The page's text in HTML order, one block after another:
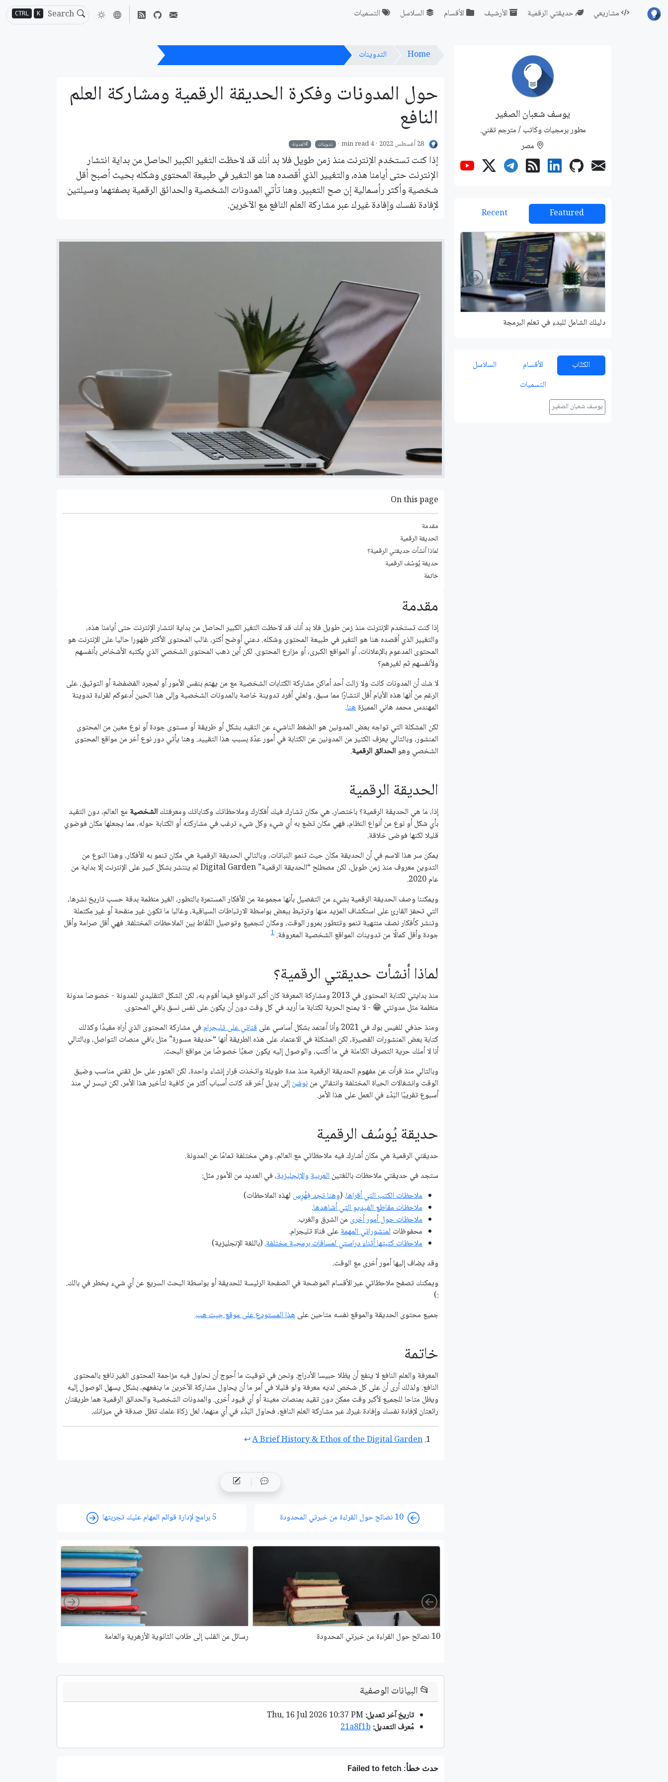
CTRL K مشاريعي حديقتي الرقمية الأرشيف الأقسام السلاسل التسميات
Home التدوينات
حول المدونات وفكرة الحديقة الرقمية ومشاركة العلم
النافع
28 أغسطس 2022 4 min read تدوينات المدونة
إذا كنت تستخدم الإنترنت منذ زمن طويل فلا بد أنك قد لاحظت التغير الكبير الحاصل من بداية انتشار
اﻹنترنت حتى أيامنا هذه، والتغيير الذي أقصده هنا هو التغير في طبيعة المحتوى وشكله بحيث أصبح أقل
شخصية وأكثر رأسمالية إن صح التعبير. وهنا تأتي المدونات الشخصية والحدائق الرقمية بصفتهما وسيلتين
لإفادة نفسك وإفادة غيرك عبر مشاركة العلم النافع مع الآخرين.
On this page
مقدمة
الحديقة الرقمية
لماذا أنشأت حديقتي الرقمية؟
حديقة يُوسُف الرقمية
خاتمة
مقدمة
إذا كنت تستخدم الإنترنت منذ زمن طويل فلا بد أنك قد لاحظت التغير الكبير الحاصل من بداية انتشار اﻹنترنت حتى أيامنا هذه،
والتغيير الذي أقصده هنا هو التغير في طبيعة المحتوى وشكله. دعني أوضح أكثر، غالب المحتوى اﻷكثر ظهورا حاليا على الإنترنت هو
المحتوى المدعوم بالإعلانات، أو المواقع الكبرى، أو مزارع المحتوى. لكن أين ذهب المحتوى الشخصي الذي يكتبه اﻷشخاص بأنفسهم
ولأنفسهم ثم لغيرهم؟
لا شك أن المدونات كانت ولا زالت أحد أماكن مشاركة الكتابات الشخصية مع من يهتم بنفس اﻷمور أو لمجرد الفضفضة أو التوثيق، على
الرغم من أنها هذه اﻷيام أقل انتشارًا مما سبق، ولعلي أفرد تدوينة خاصة بالمدونات الشخصية وإلى هذا الحين أدعوكم لقراءة تدوينة
المهندس محمد هاني المميزةهنا.
لكن المشكلة التي تواجه بعض المدونين هو الضغط الناشيء عن التقيد بشكل أو طريقة أو مستوى جودة أو نوع معين من المحتوى
المنشور، وبالتالي يعزف الكثير من المدونين عن الكتابة في أمور عدّة بسبب هذا التقييد. وهنا يأتي دور نوع آخر من مواقع المحتوى
الشخصي وهوالحدائق الرقمية.
الحديقة الرقمية
إذا، ما هي الحديقة الرقمية؟ باختصار، هي مكان تشارك فيك أفكارك وملاحظاتك وكتاباتك ومعرفتكالشخصية مع العالم، دون التقيد
بأي شكل أو نوع من أنواع النظام، فهي مكان تضع به أي شيء وكل شيء ترغب في مشاركته أو الكتابة حوله، مما يجعلها مكان فوضوي
قليلا لكنها فوضى خلاقة.
يمكن سر هذا الاسم في أن الحديقة مكان حيث تنمو النباتات، وبالتالي الحديقة الرقمية هي مكان تنمو به الأفكار، وهذا النوع من
التدوين معروف منذ زمن طويل، لكن مصطلح “الحديقة الرقمية” Digital Garden لم ينتشر بشكل كبير على اﻹنترنت إلا بداية من
عام 2020.
ويمكننا وصف الحديقة الرقمية بشيء من التفصيل بأنها مجموعة من الأفكار المستمرة بالتطور، الغير منظمة بدقة حسب تاريخ نشرها،
التي تحفز القارئ على استكشاف المزيد منها وترتبط ببعض بواسطة الارتباطات السياقية، وغالبا ما تكون غير منقحة أو غير مكتملة
وتنشر كأفكار نصف منتهية تنمو وتتطور بمرور الوقت، ومكان لتجميع وتوصيل النِّقَاط بين الملاحظات المختلفة. فهي أقل صرامة وأقل
جودة وأقل كمالًا من تدوينات المواقع الشخصية المعروفة. 1
لماذا أنشأت حديقتي الرقمية؟
منذ بدايتي لكتابة المحتوى في 2013 ومشاركة المعرفة كان أكبر الدوافع فيما أقوم به، لكن الشكل التقليدي للمدونة - خصوصا مدونة
منظمة مثل مدونتي 😁 - لا يمنح الحرية لكتابة ما أريد في كل وقت دون أن يكون على نفس نسق باقي المحتوى.
ومنذ حذفي للفيس بوك في 2021 وأنا أعتمد بشكل أساسي على
قناتي على تليجرام في مشاركة المحتوى الذي أراه مفيدًا وكذلك
كتابة بعض المنشورات القصيرة، لكن المشكلة في الاعتماد على هذه الطريقة أنها “حديقة مسورة” مثل باقي منصات التواصل، وبالتالي
أنا لا أملك حرية التصرف الكاملة في ما أكتب، والوصول إليه يكون صعبًا خصوصًا من مواقع البحث.
وبالتالي منذ قرأت عن مفهوم الحديقة الرقمية منذ مدة طويلة واتخذت قرار إنشاء واحدة، لكن العثور على حل تقني مناسب وضيق
الوقت وانشغالات الحياة المختلفة وانتقالي مننوشنإلى بديل آخر قد كانت أسباب أكثر من كافية لتأخير هذا اﻷمر، لكن تيسر لي منذ
أسبوع تقريبًا البَدْء في العمل على هذا اﻷمر.
حديقة يُوسُف الرقمية
حديقتي الرقمية هي مكان أشارك فيه ملاحظاتي مع العالم، وهي مختلفة تمامًا عن المدونة.
ستجد في حديقتي ملاحظات باللغتينالعربيةوالإنجليزية، في العديد من اﻷمور مثل:
ملاحظات الكتب التي أقراها. (وهنا تجد فِهْرِس لهذه الملاحظات)
ملاحظات مقاطع الفيديو التي أشاهدها.
ملاحظات حول أمور أخرى من الشرق والغرب.
محفوظاتلمنشوراتي المهمةعلى قناة تليجرام.
ملاحظات كتبتها أثناء دراستي لمساقات برمجية مختلفة. (باللغة اﻹنجليزية)
وقد يضاف إليها أمور أخرى مع الوقت.
ويمكنك تصفح ملاحظاتي عبر الأقسام الموضحة في الصفحة الرئيسة للحديقة أو بواسطة البحث السريع عن أي شيء يخطر في بالك.
:)
جميع محتوى الحديقة والموقع نفسه متاحين علىهذا المستودع على موقع جيت هب.
خاتمة
المعرفة والعلم النافع لا ينفع أن يظلا حبيسا الأدراج. ونحن في توقيت ما أحوج أن نحاول فيه مزاحمة المحتوى الغير نافع بالمحتوى
النافع. ولذلك أرى أن على كل شخص لديه معرفة ولو قليلا في أمر ما أن يحاول مشاركة الآخرين ما ينفعهم، بشكل يسهل الوصول إليه
ويظل متاحا للجميع لأكبر وقت ممكن دون تقيد بمنصات معينة أو أي قيود أخرى. والمدونات الشخصية والحدائق الرقمية هما طريقتان
رائعتان لإفادة نفسك وإفادة غيرك عبر مشاركة العلم النافع، فحاول البَدْء في أي منهما، لعل زكاة علمك تظل صدقة في ميزانك.
A Brief History & Ethos of the Digital Garden
↩︎
10 نصائح حول القراءة من خبرتي المحدودة 5 برامج ﻹدارة قوائم المهام عليك تجربتها
10 نصائح حول القراءة من خبرتي المحدودة رسائل من القلب إلى طلاب الثانوية اﻷزهرية والعامة
Left
Right
📂البيانات الوصفية
تاريخ آخر تعديل:
مُعرف التعديل:21a8f1b
يوسف شعبان الصغير
مطور برمجيات وكاتب / مترجم تقني.
مصر
Featured
Recent
دليلك الشامل للبدء في تعلم البرمجة شرح مُفصّل لـ بوت «مُجدوِل العلم» - إنما السيلُ اجتماع النقط مهارات البحث على اﻹنترنت لطلاب العلم
Left
Right
الكتّاب الأقسام
السلاسل
التسميات
يوسف شعبان الصغير